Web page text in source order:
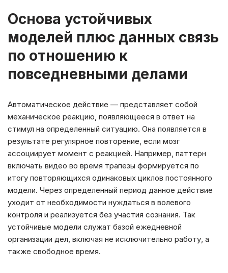
Основа устойчивых
моделей плюс данных связь
по отношению к
повседневными делами
Автоматическое действие — представляет собой
механическое реакцию, появляющееся в ответ на
стимул на определенный ситуацию. Она появляется в
результате регулярное повторение, если мозг
ассоциирует момент с реакцией. Например, паттерн
включать видео во время трапезы формируется по
итогу повторяющихся одинаковых циклов постоянного
модели. Через определенный период данное действие
уходит от необходимости нуждаться в волевого
контроля и реализуется без участия сознания. Так
устойчивые модели служат базой ежедневной
организации дел, включая не исключительно работу, а
также свободное время.